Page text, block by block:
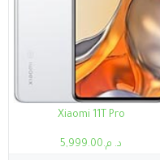
Xiaomi 11T Pro
د. م.5,999.00